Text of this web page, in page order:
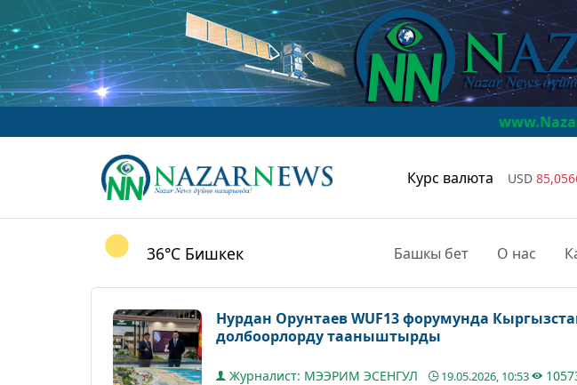
www.NazarNews.kg
Курс валюта USD
36°C Бишкек Башкы бет О нас
Нурдан Орунтаев WUF13 форумунда
долбоорлорду тааныштырды
Журналист: МЭЭРИМ ЭСЕНГУЛ 19.05.2026, 10:53